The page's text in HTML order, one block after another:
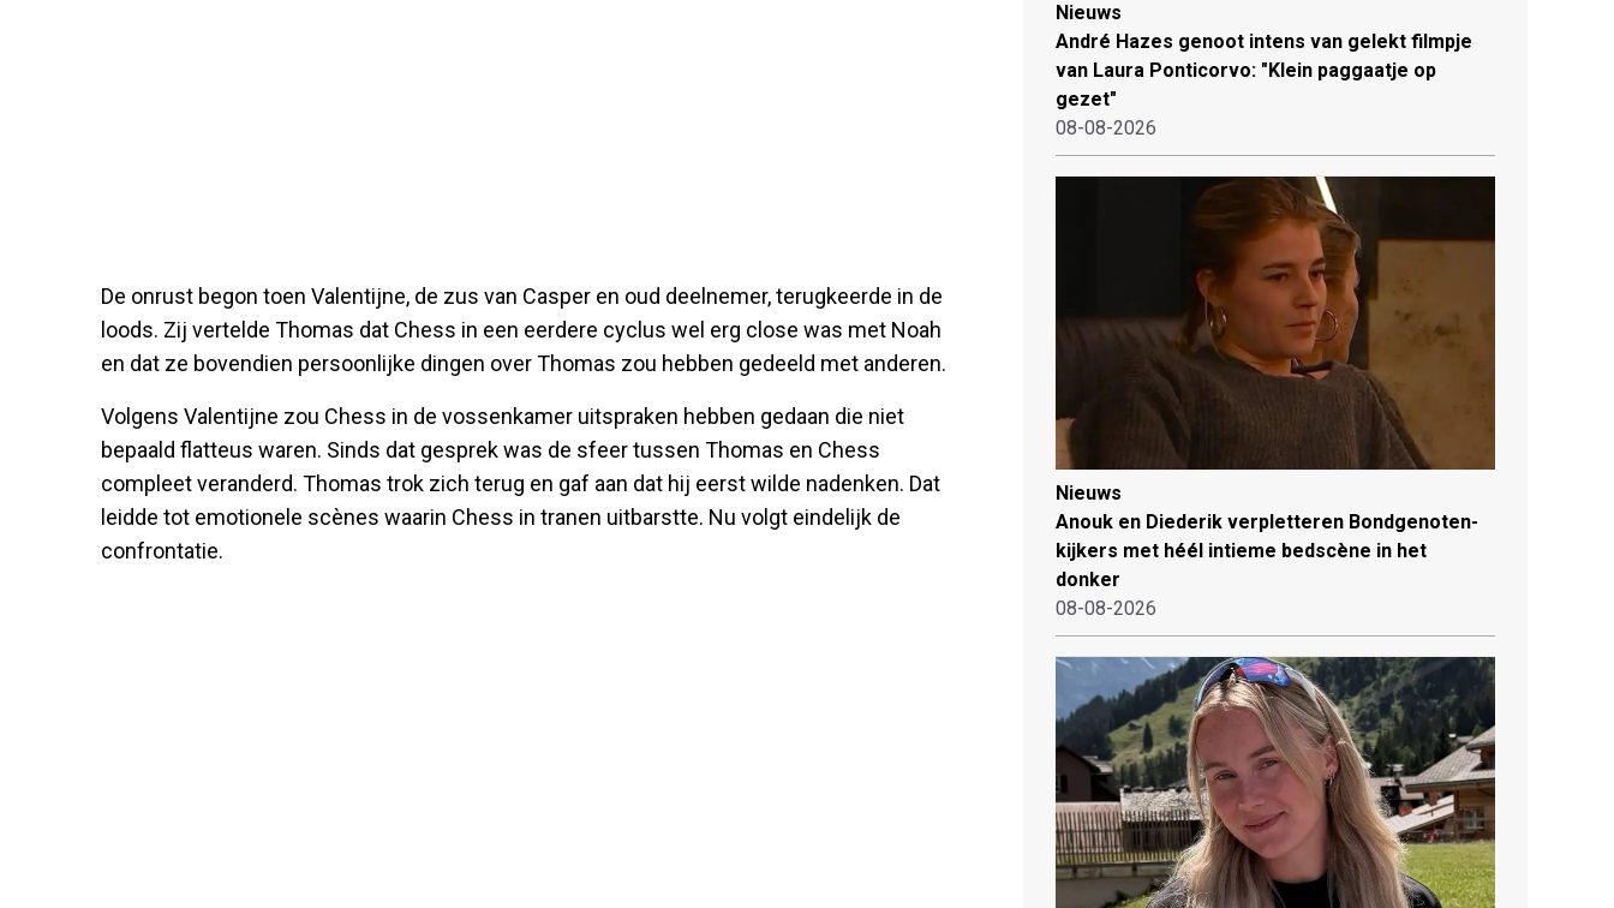
De onrust begon toen Valentijne, de zus van Casper en oud deelnemer, terugkeerde in de
loods. Zij vertelde Thomas dat Chess in een eerdere cyclus wel erg close was met Noah
en dat ze bovendien persoonlijke dingen over Thomas zou hebben gedeeld met anderen.
Volgens Valentijne zou Chess in de vossenkamer uitspraken hebben gedaan die niet
bepaald flatteus waren. Sinds dat gesprek was de sfeer tussen Thomas en Chess
compleet veranderd. Thomas trok zich terug en gaf aan dat hij eerst wilde nadenken. Dat
leidde tot emotionele scènes waarin Chess in tranen uitbarstte. Nu volgt eindelijk de
confrontatie.
Nieuws
André Hazes genoot intens van gelekt filmpje
van Laura Ponticorvo: "Klein paggaatje op
gezet"
08-08-2026
Nieuws
Anouk en Diederik verpletteren Bondgenoten-
kijkers met héél intieme bedscène in het
donker
08-08-2026